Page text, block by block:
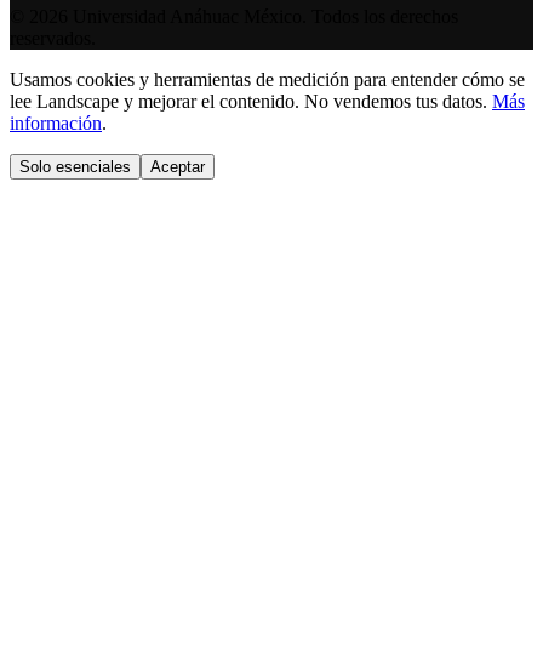
Usamos cookies y herramientas de medición para entender cómo se
lee Landscape y mejorar el contenido. No vendemos tus datos. Más
información.
Solo esenciales Aceptar